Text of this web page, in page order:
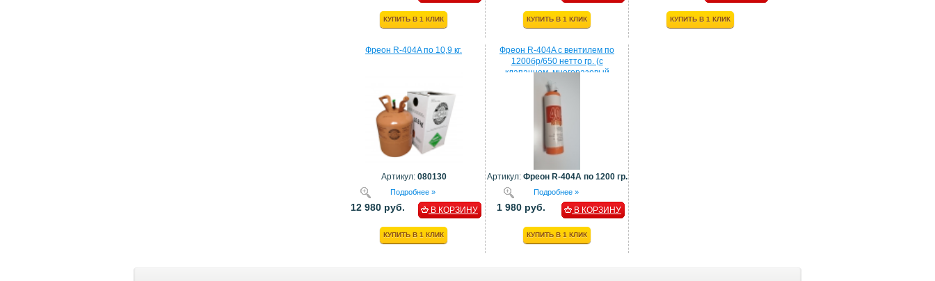
КУПИТЬ В 1 КЛИК КУПИТЬ В 1 КЛИК КУПИТЬ В 1 КЛИК
Фреон R-404A по 10,9 кг.
Артикул: 080130
Подробнее »
12 980 руб. В КОРЗИНУ
КУПИТЬ В 1 КЛИК
Фреон R-404A с вентилем по
1200бр/650 нетто гр. (с
клапанном, многоразовый
балон)
Артикул: Фреон R-404A по 1200 гр.
Подробнее »
1 980 руб. В КОРЗИНУ
КУПИТЬ В 1 КЛИК